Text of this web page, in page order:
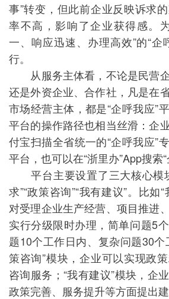
事”转变，但此前企业反映诉求
率不高，影响了企业获得感。
一、响应迅速、办理高效”的“企
行。
从服务主体看，不论是民营企
还是外资企业、合作社，凡是在
市场经营主体，都是“企呼我应”
平台的操作路径也相当丝滑：企
付宝扫描全省统一的“企呼我应”
平台，也可以在“浙里办”App搜索“
平台主要设置了三大核心模
求”“政策咨询”“我有建议”。比如
对受理企业生产经营、项目推进
实行分级限时办理，简单问题5
题10个工作日内、复杂问题30个
策咨询”模块，企业可以实现政策
咨询服务；“我有建议”模块，企
政策完善、服务提升等方面提出建